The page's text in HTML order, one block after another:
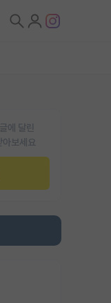
에 달린
보세요